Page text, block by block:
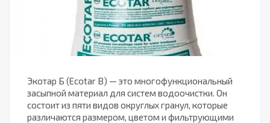
Экотар Б (Ecotar B) — это многофункциональный
засыпной материал для систем водоочистки. Он
состоит из пяти видов округлых гранул, которые
различаются размером, цветом и фильтрующими